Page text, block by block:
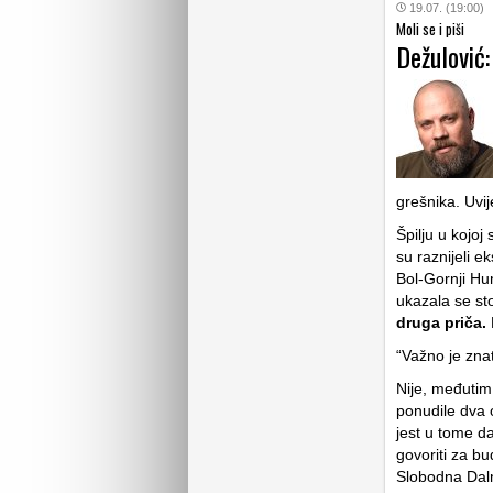
19.07. (19:00)
Moli se i piši
grešnika.
Špilju u kojoj
su raznijeli
Bol-Gornji
ukazala se
druga priča.
“Važno je
Nije,
ponudile dva
jest u tome
govoriti za
Slobodna